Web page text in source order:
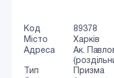
Код
89378
Місто
Харків
Адреса
Ак.
Тип
Призма